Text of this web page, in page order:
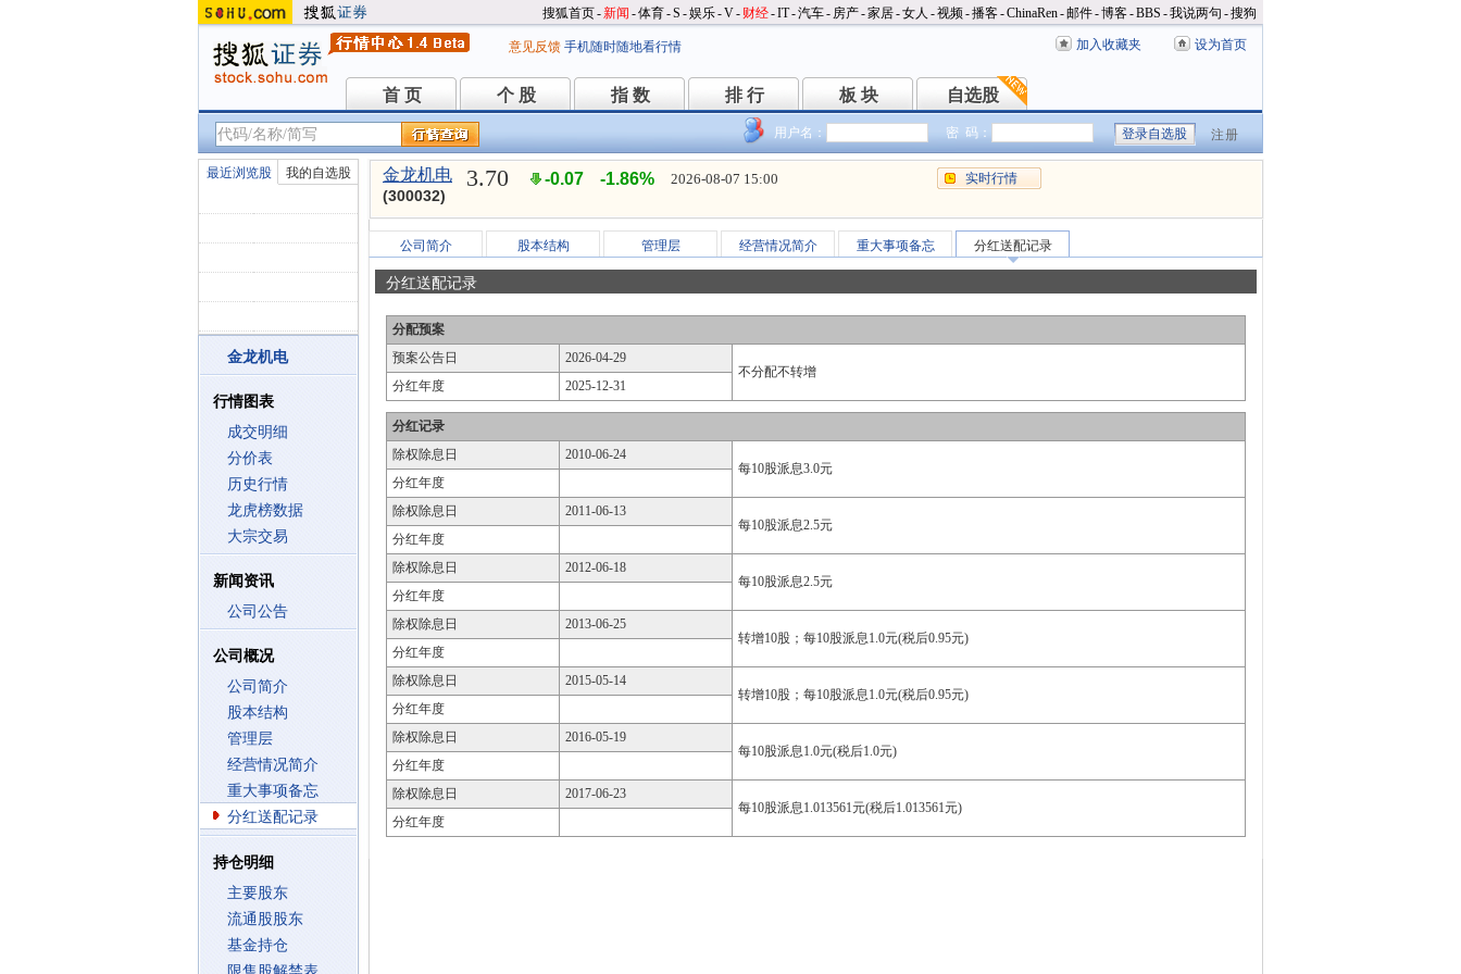
搜狐首页-新闻 -体育-S -娱乐-V- 财经-IT-汽车- 房产-家居-女人 -视频-播客-ChinaRen-邮件-博客-BBS -我说两句 -搜狗
意见反馈 手机随时随地看行情 加入收藏夹 设为首页
首 页
首 页 个 股
个 股 指 数
指 数 排 行
排 行 板 块
板 块 自选股
自选股
用户名： 密 码： 注册
最近浏览股 我的自选股
金龙机电
行情图表
成交明细
分价表
历史行情
龙虎榜数据
大宗交易
新闻资讯
公司公告
公司概况
公司简介
股本结构
管理层
经营情况简介
重大事项备忘
分红送配记录
持仓明细
主要股东
流通股股东
基金持仓
金龙机电
(300032)
3.70 -0.07 -1.86% 2026-08-07 15:00 实时行情
公司简介 股本结构 管理层 经营情况简介 重大事项备忘 分红送配记录
分红送配记录
分配预案
预案公告日
2026-04-29
不分配不转增
分红年度
2025-12-31
分红记录
除权除息日
2010-06-24
每10股派息3.0元
分红年度
除权除息日
2011-06-13
每10股派息2.5元
分红年度
除权除息日
2012-06-18
每10股派息2.5元
分红年度
除权除息日
2013-06-25
转增10股；每10股派息1.0元(税后0.95元)
分红年度
除权除息日
2015-05-14
转增10股；每10股派息1.0元(税后0.95元)
分红年度
除权除息日
2016-05-19
每10股派息1.0元(税后1.0元)
分红年度
除权除息日
2017-06-23
每10股派息1.013561元(税后1.013561元)
分红年度